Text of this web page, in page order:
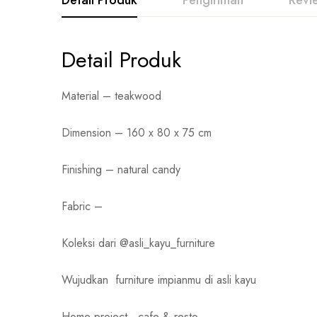
Detail Produk
Material – teakwood
Dimension – 160 x 80 x 75 cm
Finishing – natural candy
Fabric –
Koleksi dari @asli_kayu_furniture
Wujudkan furniture impianmu di asli kayu